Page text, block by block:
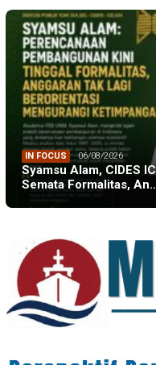
IN FOCUS 06/08/2026
Syamsu Alam, CIDES
Semata Formalitas,